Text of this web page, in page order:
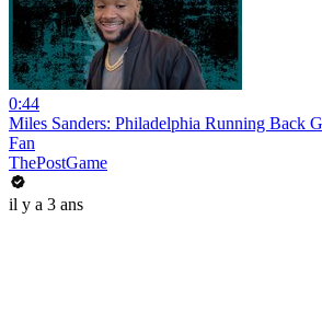
0:44
Miles Sanders: Philadelphia Running Back
Fan
ThePostGame
il y a 3 ans